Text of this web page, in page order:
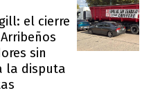
el cierre
sin
la disputa